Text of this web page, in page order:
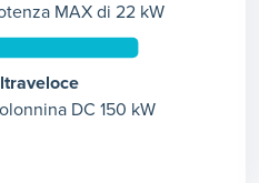
MAX di 22 kW
ricarica con 22 kW
necessario per ricaricare
DC 150 kW